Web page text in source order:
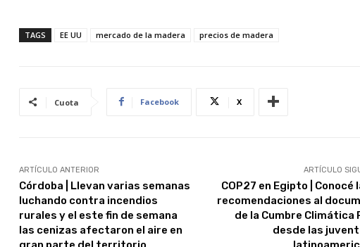
TAGS EE UU mercado de la madera precios de madera
Cuota Facebook X
ARTÍCULO ANTERIOR
Córdoba | Llevan varias semanas
luchando contra incendios
rurales y el este fin de semana
las cenizas afectaron el aire en
ARTÍCULO
COP27 en Egipto | Conocé
recomendaciones al
de la Cumbre Climática
desde las